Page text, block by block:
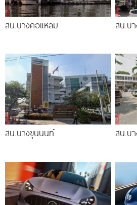
สน.บางคอแหลม สน.บา
สน.บางขุนนนท์ สน.บ